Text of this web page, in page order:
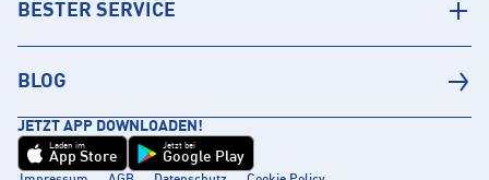
BESTER SERVICE
BLOG
JETZT APP DOWNLOADEN!
Laden im
App Store
Jetzt bei
Google Play